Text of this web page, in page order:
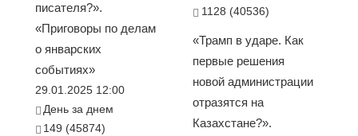
писателя?».
«Приговоры по делам
о январских
событиях»
29.01.2025 12:00
День за днем
149 (45874)
1128 (40536)
«Трамп в ударе. Как
первые решения
новой администрации
отразятся на
Казахстане?».